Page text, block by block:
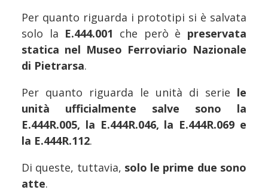
Per quanto riguarda i prototipi si è salvata
solo la E.444.001 che però è preservata
statica nel Museo Ferroviario Nazionale
di Pietrarsa.
Per quanto riguarda le unità di serie le
unità ufficialmente salve sono la
E.444R.005, la E.444R.046, la E.444R.069 e
la E.444R.112.
Di queste, tuttavia, solo le prime due sono
atte.